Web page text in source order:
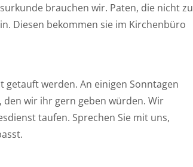
brauchen wir. Paten, die nicht zu
Diesen bekommen sie im Kirchenbüro
werden. An einigen Sonntagen
den wir ihr gern geben würden. Wir
taufen. Sprechen Sie mit uns,